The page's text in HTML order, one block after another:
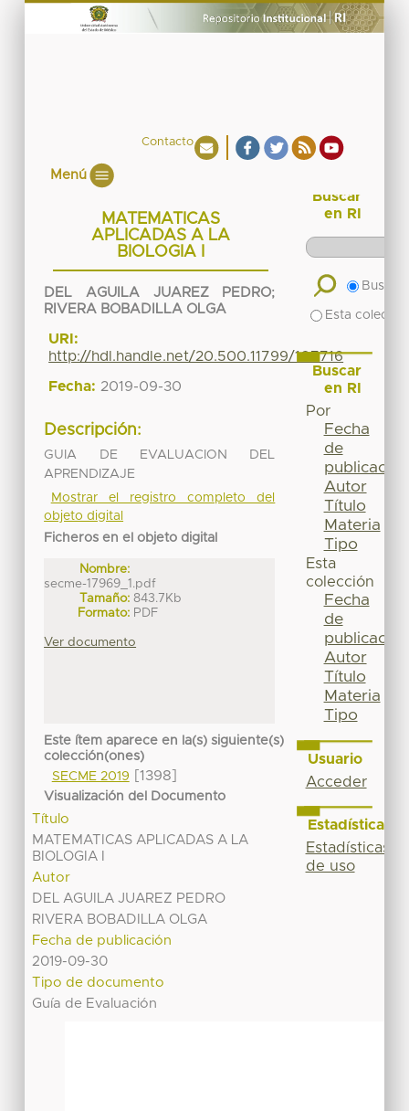
Contacto
Menú
MATEMATICAS
APLICADAS A LA
BIOLOGIA I
DEL AGUILA JUAREZ PEDRO;
RIVERA BOBADILLA OLGA
URI:
http://hdl.handle.net/20.500.11799/107716
Fecha: 2019-09-30
Descripción:
GUIA DE EVALUACION DEL
APRENDIZAJE
Mostrar el registro completo del
objeto digital
Ficheros en el objeto digital
Nombre:
secme-17969_1.pdf
Tamaño: 843.7Kb
Formato: PDF
Ver documento
Este ítem aparece en la(s) siguiente(s)
colección(ones)
SECME 2019
[1398]
Visualización del Documento
Título
MATEMATICAS APLICADAS A LA
BIOLOGIA I
Autor
DEL AGUILA JUAREZ PEDRO
RIVERA BOBADILLA OLGA
Fecha de publicación
2019-09-30
Tipo de documento
Guía de Evaluación
Buscar
en RI
Buscar
Esta
Buscar
en RI
Por
Fecha
de
publicación
Autor
Título
Materia
Tipo
Esta
colección
Fecha
de
publicación
Autor
Título
Materia
Tipo
Usuario
Acceder
Estadísticas
Estadísticas
de uso